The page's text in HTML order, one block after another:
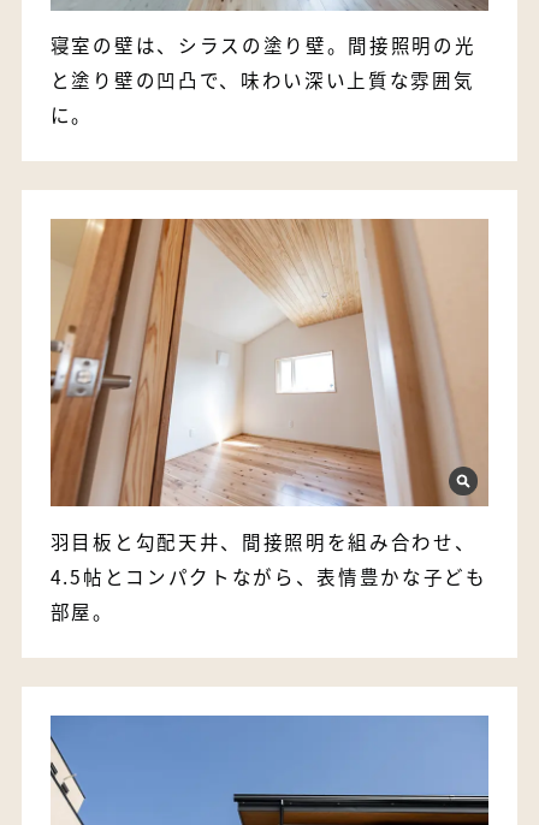
寝室の壁は、シラスの塗り壁。間接照明の光
と塗り壁の凹凸で、味わい深い上質な雰囲気
に。
羽目板と勾配天井、間接照明を組み合わせ、
4.5帖とコンパクトながら、表情豊かな子ども
部屋。